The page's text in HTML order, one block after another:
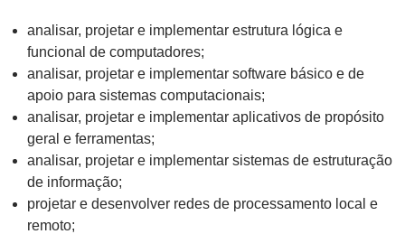
analisar, projetar e implementar estrutura lógica e
funcional de computadores;
analisar, projetar e implementar software básico e de
apoio para sistemas computacionais;
analisar, projetar e implementar aplicativos de propósito
geral e ferramentas;
analisar, projetar e implementar sistemas de estruturação
de informação;
projetar e desenvolver redes de processamento local e
remoto;